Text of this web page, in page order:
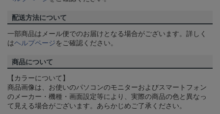
配送方法について
一部商品はメール便でのお届けとなる場合がございます。詳しく
はヘルプページをご確認ください。
商品について
【カラーについて】
商品画像は、お使いのパソコンのモニターおよびスマートフォン
のメーカー・機種・画面設定等により、実際の商品の色と異なっ
て見える場合がございます。あらかじめご了承ください。